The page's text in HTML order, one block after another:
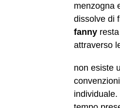
menzogna
dissolve di
fanny
attraverso
non esiste
individuale.